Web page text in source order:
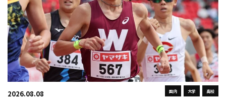
国内 大学 高校
2026.08.08